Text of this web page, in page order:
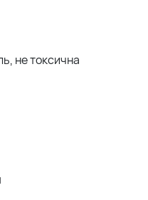
не токсична